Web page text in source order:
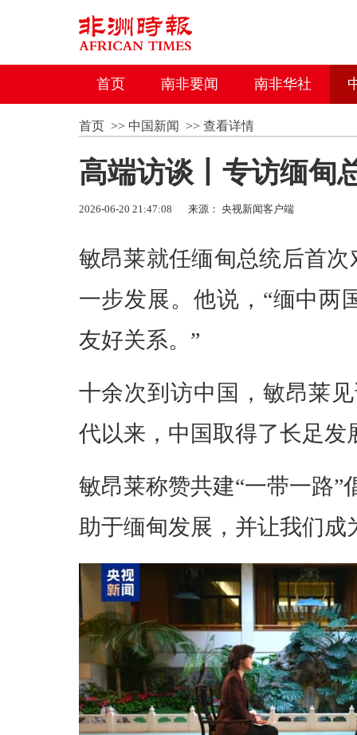
首页 南非要闻 南非华社
首页>> 中国新闻 >> 查看详情
高端访谈丨专访缅甸
2026-06-20 21:47:08 来源： 央视新闻客户端
敏昂莱就任缅甸总统后首
一步发展。他说，“缅中两
友好关系。”
十余次到访中国，敏昂莱
代以来，中国取得了长足发
敏昂莱称赞共建“一带一路
助于缅甸发展，并让我们成